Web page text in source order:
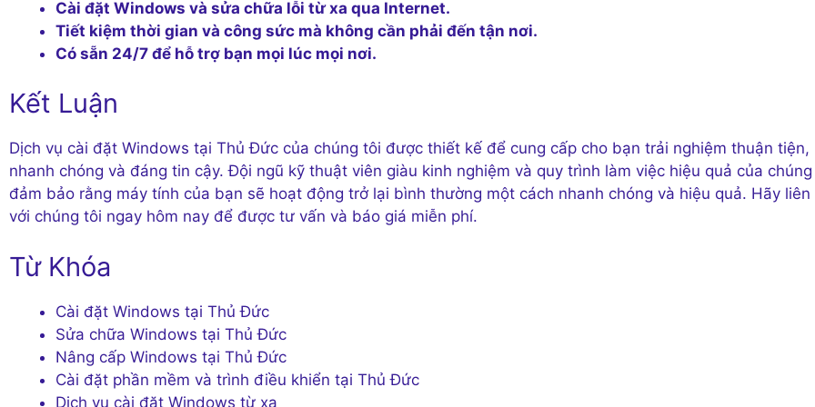
Cài đặt Windows và sửa chữa lỗi từ xa qua Internet.
Tiết kiệm thời gian và công sức mà không cần phải đến tận nơi.
Có sẵn 24/7 để hỗ trợ bạn mọi lúc mọi nơi.
Kết Luận
Dịch vụ cài đặt Windows tại Thủ Đức của chúng tôi được thiết kế để cung cấp cho bạn trải nghiệm thuận tiện,
nhanh chóng và đáng tin cậy. Đội ngũ kỹ thuật viên giàu kinh nghiệm và quy trình làm việc hiệu quả của
đảm bảo rằng máy tính của bạn sẽ hoạt động trở lại bình thường một cách nhanh chóng và hiệu quả. Hãy liên
với chúng tôi ngay hôm nay để được tư vấn và báo giá miễn phí.
Từ Khóa
Cài đặt Windows tại Thủ Đức
Sửa chữa Windows tại Thủ Đức
Nâng cấp Windows tại Thủ Đức
Cài đặt phần mềm và trình điều khiển tại Thủ Đức
Dịch vụ cài đặt Windows từ xa